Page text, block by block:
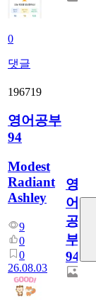
0
댓글
196719
영어공부
94
Modest
Radiant
Ashley
9
0
0
26.08.03
영
어
공
부
94